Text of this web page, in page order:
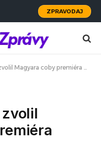
ZPRAVODAJ
coby premiéra Maďarska